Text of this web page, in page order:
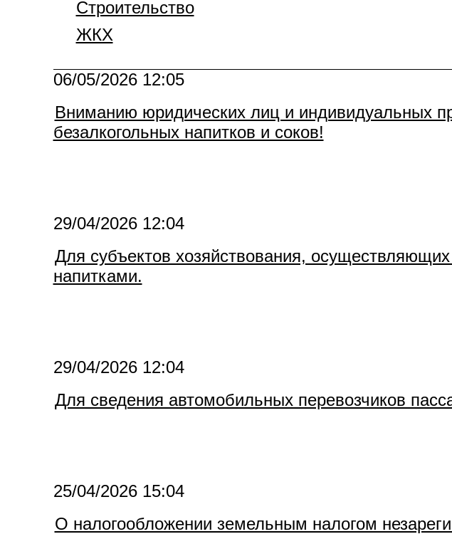
Строительство
ЖКХ
06/05/2026 12:05
Вниманию юридических лиц и индивидуальных
безалкогольных напитков и соков!
29/04/2026 12:04
Для субъектов хозяйствования,
напитками.
29/04/2026 12:04
Для сведения автомобильных перевозчиков
25/04/2026 15:04
О налогообложении земельным налогом